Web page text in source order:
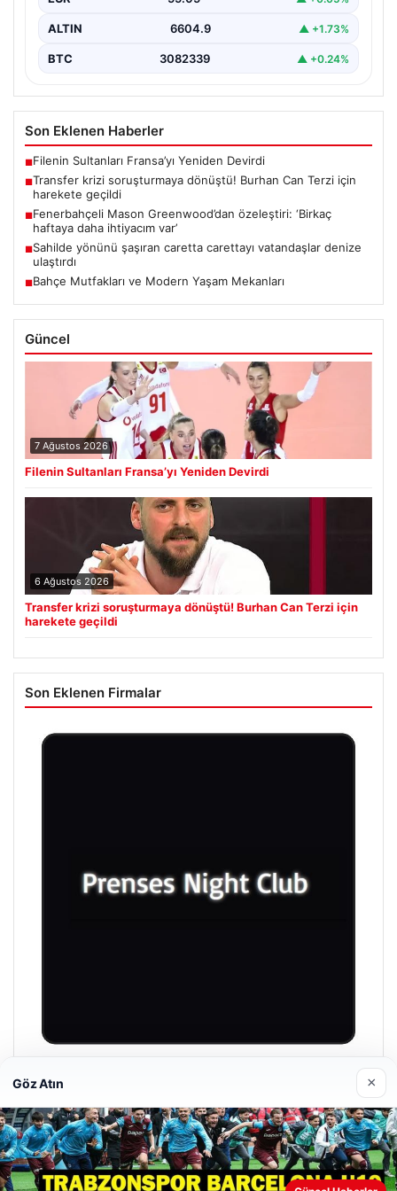
ALTIN 6604.9 ▲ +1.73%
BTC 3082339 ▲ +0.24%
Son Eklenen Haberler
■Filenin Sultanları Fransa’yı Yeniden Devirdi
■Transfer krizi soruşturmaya dönüştü! Burhan Can Terzi için
harekete geçildi
■Fenerbahçeli Mason Greenwood’dan özeleştiri: ‘Birkaç
haftaya daha ihtiyacım var’
■Sahilde yönünü şaşıran caretta carettayı vatandaşlar denize
ulaştırdı
■Bahçe Mutfakları ve Modern Yaşam Mekanları
Güncel
7 Ağustos 2026
Filenin Sultanları Fransa’yı Yeniden Devirdi
6 Ağustos 2026
Transfer krizi soruşturmaya dönüştü! Burhan Can Terzi için
harekete geçildi
Son Eklenen Firmalar
Prenses Night Club
Göz Atın ×